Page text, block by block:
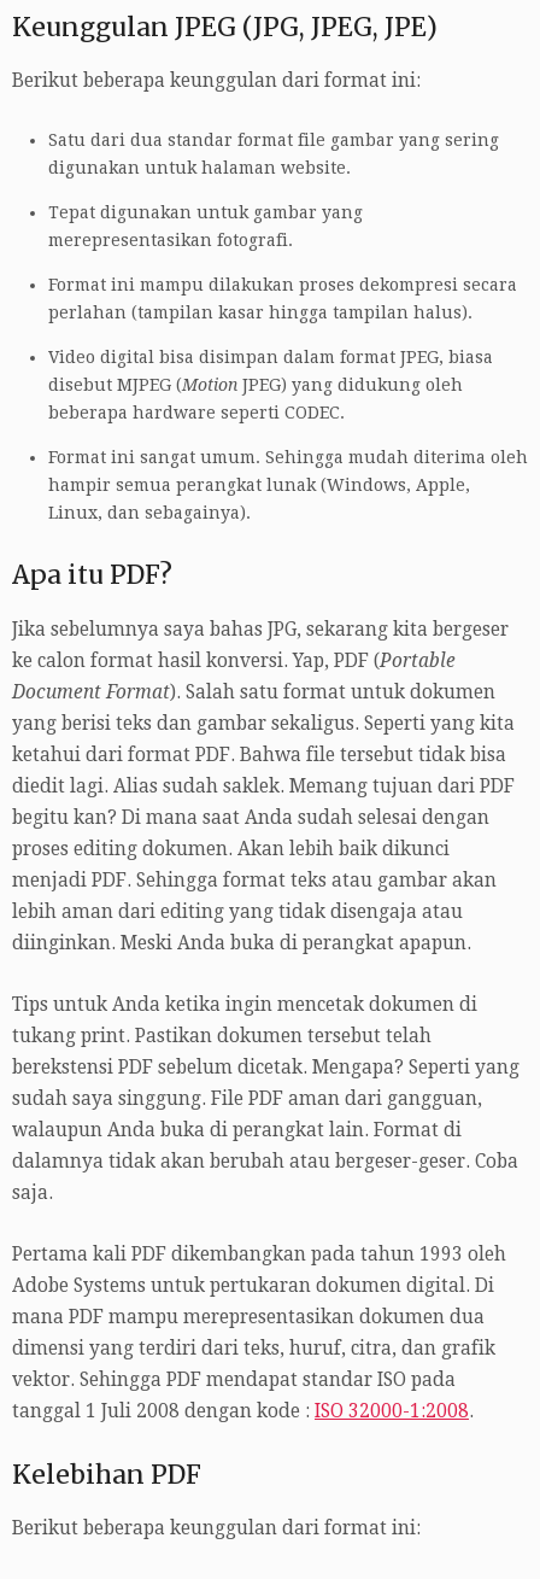
Keunggulan JPEG (JPG, JPEG, JPE)
Berikut beberapa keunggulan dari format ini:
Satu dari dua standar format file gambar yang sering
digunakan untuk halaman website.
Tepat digunakan untuk gambar yang
merepresentasikan fotografi.
Format ini mampu dilakukan proses dekompresi secara
perlahan (tampilan kasar hingga tampilan halus).
Video digital bisa disimpan dalam format JPEG, biasa
disebut MJPEG (Motion JPEG) yang didukung oleh
beberapa hardware seperti CODEC.
Format ini sangat umum. Sehingga mudah diterima oleh
hampir semua perangkat lunak (Windows, Apple,
Linux, dan sebagainya).
Apa itu PDF?
Jika sebelumnya saya bahas JPG, sekarang kita bergeser
ke calon format hasil konversi. Yap, PDF (Portable
Document Format). Salah satu format untuk dokumen
yang berisi teks dan gambar sekaligus. Seperti yang kita
ketahui dari format PDF. Bahwa file tersebut tidak bisa
diedit lagi. Alias sudah saklek. Memang tujuan dari PDF
begitu kan? Di mana saat Anda sudah selesai dengan
proses editing dokumen. Akan lebih baik dikunci
menjadi PDF. Sehingga format teks atau gambar akan
lebih aman dari editing yang tidak disengaja atau
diinginkan. Meski Anda buka di perangkat apapun.
Tips untuk Anda ketika ingin mencetak dokumen di
tukang print. Pastikan dokumen tersebut telah
berekstensi PDF sebelum dicetak. Mengapa? Seperti yang
sudah saya singgung. File PDF aman dari gangguan,
walaupun Anda buka di perangkat lain. Format di
dalamnya tidak akan berubah atau bergeser-geser. Coba
saja.
Pertama kali PDF dikembangkan pada tahun 1993 oleh
Adobe Systems untuk pertukaran dokumen digital. Di
mana PDF mampu merepresentasikan dokumen dua
dimensi yang terdiri dari teks, huruf, citra, dan grafik
vektor. Sehingga PDF mendapat standar ISO pada
tanggal 1 Juli 2008 dengan kode : ISO 32000-1:2008.
Kelebihan PDF
Berikut beberapa keunggulan dari format ini: